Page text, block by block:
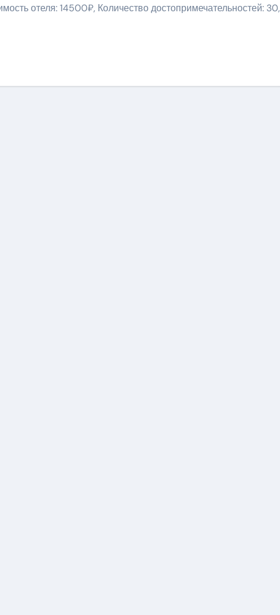
отеля: 14500₽, Количество достопримечательностей: 30,